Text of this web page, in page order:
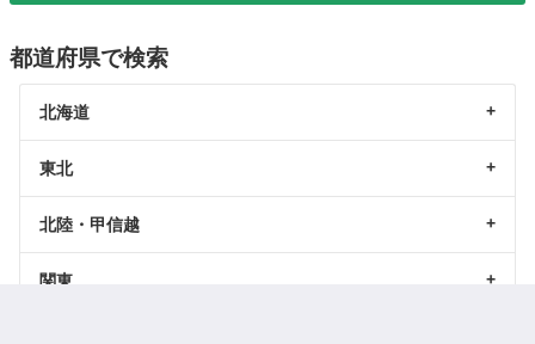
都道府県で検索
北海道
東北
北陸・甲信越
関東